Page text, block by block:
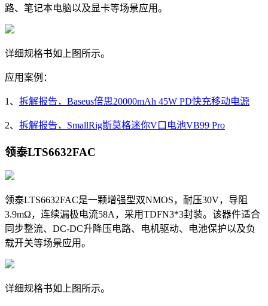
路、笔记本电脑以及显卡等场景应用。
详细规格书如上图所示。
应用案例：
1、 拆解报告，Baseus倍思20000mAh 45W PD快充移动电源
2、 拆解报告，SmallRig斯莫格迷你V口电池VB99 Pro
领泰LTS6632FAC
领泰LTS6632FAC是一颗增强型双NMOS，耐压30V，导阻
3.9mΩ， 连续漏极电流58A，采用TDFN3*3封装。该器件适合
同步整流、DC-DC升降压电路、电机驱动、电池保护以及负
载开关等场景应用。
详细规格书如上图所示。